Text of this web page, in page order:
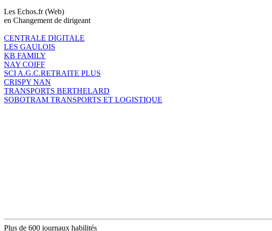
Les Echos.fr (Web)
en Changement de dirigeant
CENTRALE DIGITALE
LES GAULOIS
KB FAMILY
NAY COIFF
SCI A.G.C.RETRAITE PLUS
CRISPY NAN
TRANSPORTS BERTHELARD
SOBOTRAM TRANSPORTS ET LOGISTIQUE
Plus de 600 journaux habilités